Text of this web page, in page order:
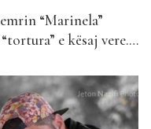
“Marinela”
e kësaj vere.
e mirënjohur
këngët ritmike të kësaj